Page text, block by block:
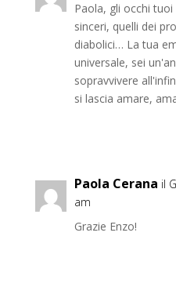
Paola, gli occhi
sinceri, quelli dei
diabolici… La tua
universale, sei
sopravvivere
si lascia amare,
Paola Cerana il
am
Grazie Enzo!